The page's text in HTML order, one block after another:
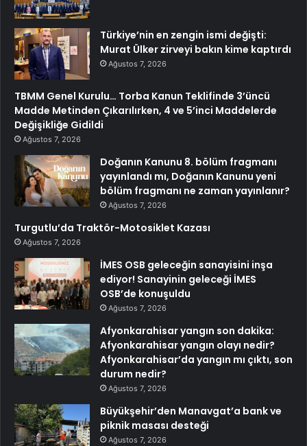
Türkiye’nin en zengin ismi değişti:
Murat Ülker zirveyi bakın kime kaptırdı
Ağustos 7, 2026
TBMM Genel Kurulu… Torba Kanun Teklifinde 3’üncü
Madde Metinden Çıkarılırken, 4 ve 5’inci Maddelerde
Değişikliğe Gidildi
Ağustos 7, 2026
Doğanın Kanunu 8. bölüm fragmanı
yayınlandı mı, Doğanın Kanunu yeni
bölüm fragmanı ne zaman yayınlanır?
Ağustos 7, 2026
Turgutlu’da Traktör-Motosiklet Kazası
Ağustos 7, 2026
İMES OSB geleceğin sanayisini inşa
ediyor! Sanayinin geleceği İMES
OSB’de konuşuldu
Ağustos 7, 2026
Afyonkarahisar yangın son dakika:
Afyonkarahisar yangın olayı nedir?
Afyonkarahisar’da yangın mı çıktı, son
durum nedir?
Ağustos 7, 2026
Büyükşehir’den Manavgat’a bank ve
piknik masası desteği
Ağustos 7, 2026